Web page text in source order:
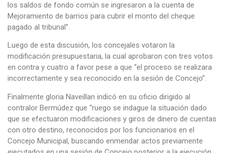
los saldos de fondo común se ingresaron a la cuenta de
Mejoramiento de barrios para cubrir el monto del cheque
pagado al tribunal”.
Luego de esta discusión, los concejales votaron la
modificación presupuestaria, la cual aprobaron con tres votos
en contra y cuatro a favor pese a que “el proceso se realizara
incorrectamente y sea reconocido en la sesión de Concejo”.
Finalmente gloria Naveillan indicó en su oficio dirigido al
contralor Bermúdez que “ruego se indague la situación dado
que se efectuaron modificaciones y giros de dinero de cuentas
con otro destino, reconocidos por los funcionarios en el
Concejo Municipal, buscando enmendar actos previamente